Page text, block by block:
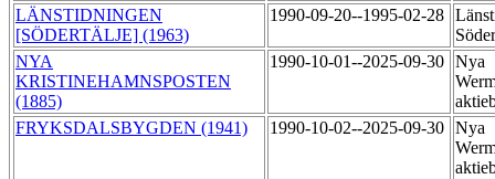
LÄNSTIDNINGEN
[SÖDERTÄLJE] (1963)
1990-09-20--1995-02-28
NYA
KRISTINEHAMNSPOSTEN
(1885)
1990-10-01--2025-09-30 Nya
FRYKSDALSBYGDEN (1941)
1990-10-02--2025-09-30 Nya